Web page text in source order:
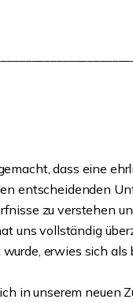
dass eine
entscheidenden
zu verstehen
uns vollständig
erwies sich als
in unserem neuen